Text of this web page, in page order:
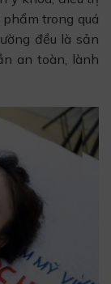
trong quá
đều là sản
an toàn, lành